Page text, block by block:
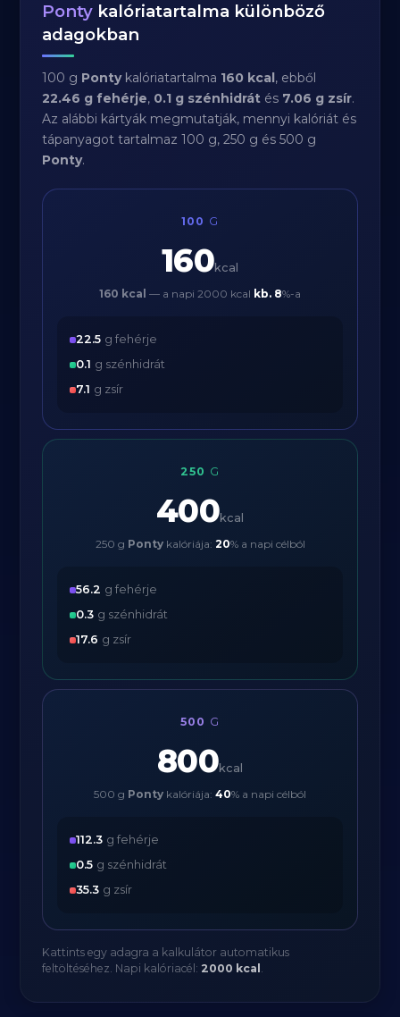
Ponty kalóriatartalma különböző
adagokban
100 g Pontykalóriatartalma 160 kcal, ebből
22.46 g fehérje, 0.1 g szénhidrát és 7.06 g zsír.
Az alábbi kártyák megmutatják, mennyi kalóriát és
tápanyagot tartalmaz 100 g, 250 g és 500 g
Ponty.
100 G
160kcal
160 kcal — a napi 2000 kcal kb. 8%-a
22.5 g fehérje
0.1 g szénhidrát
7.1 g zsír
250 G
400kcal
250 g Pontykalóriája: 20% a napi célból
56.2 g fehérje
0.3 g szénhidrát
17.6 g zsír
500 G
800kcal
500 g Ponty kalóriája: 40% a napi célból
112.3 g fehérje
0.5 g szénhidrát
35.3 g zsír
Kattints egy adagra a kalkulátor automatikus
feltöltéséhez. Napi kalóriacél: 2000 kcal .